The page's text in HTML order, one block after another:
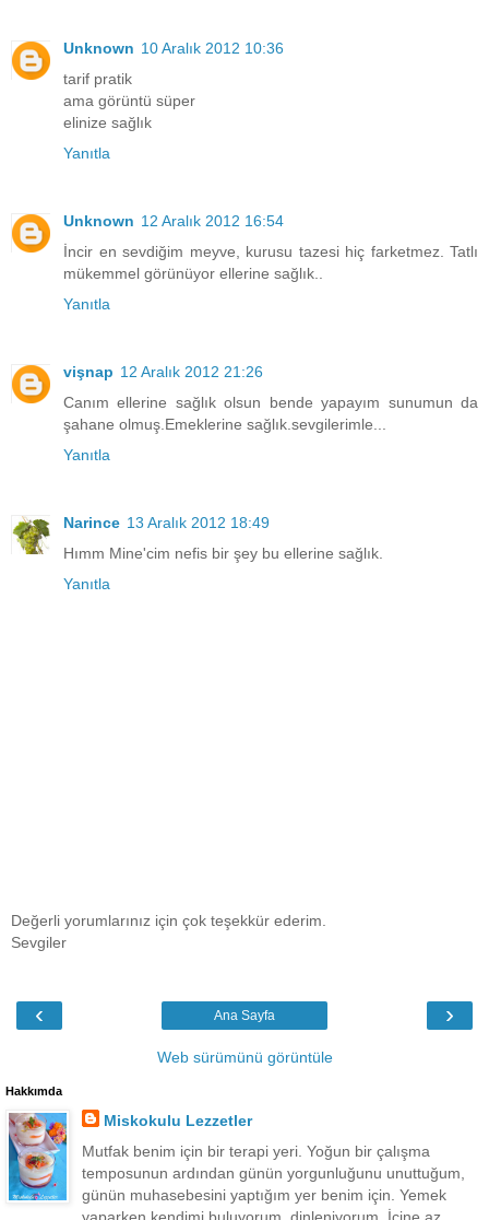
Unknown 10 Aralık 2012 10:36
tarif pratik
ama görüntü süper
elinize sağlık
Yanıtla
Unknown 12 Aralık 2012 16:54
İncir en sevdiğim meyve, kurusu tazesi hiç farketmez. Tatlı
mükemmel görünüyor ellerine sağlık..
Yanıtla
vişnap 12 Aralık 2012 21:26
Canım ellerine sağlık olsun bende yapayım sunumun da
şahane olmuş.Emeklerine sağlık.sevgilerimle...
Yanıtla
Narince 13 Aralık 2012 18:49
Hımm Mine'cim nefis bir şey bu ellerine sağlık.
Yanıtla
Değerli yorumlarınız için çok teşekkür ederim.
Sevgiler
‹ ›
Ana Sayfa
Web sürümünü görüntüle
Hakkımda
Miskokulu Lezzetler
Mutfak benim için bir terapi yeri. Yoğun bir çalışma
temposunun ardından günün yorgunluğunu unuttuğum,
günün muhasebesini yaptığım yer benim için. Yemek
yaparken kendimi buluyorum, dinleniyorum. İçine az